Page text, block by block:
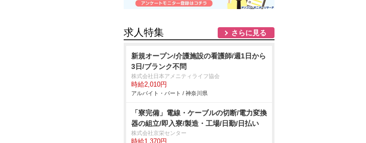
求人特集 さらに見る
新規オープン/介護施設の看護師/週1日から
3日/ブランク不問
株式会社日本アメニティライフ協会
時給2,010円
アルバイト・パート / 神奈川県
「寮完備」電線・ケーブルの切断/電力変換
器の組立/即入寮/製造・工場/日勤/日払い
株式会社京栄センター
時給1,370円